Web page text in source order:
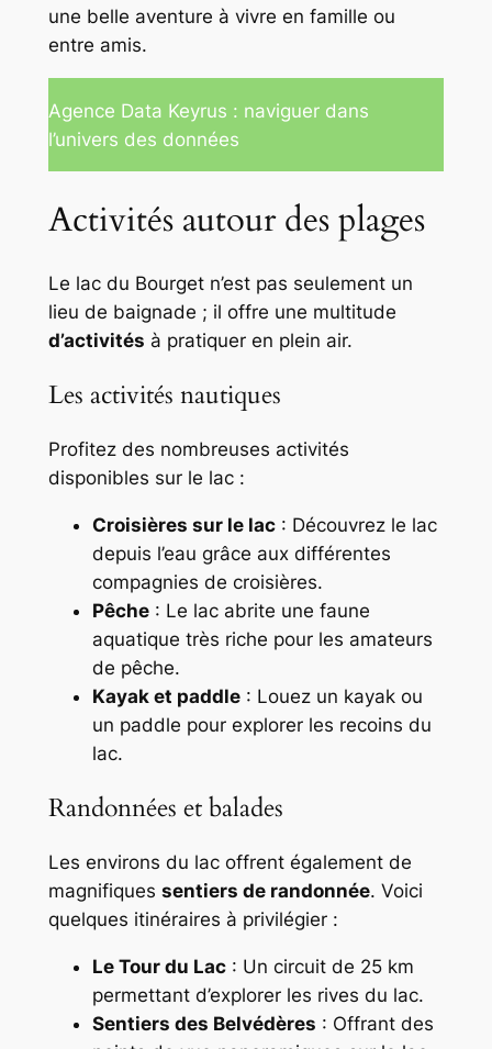
une belle aventure à vivre en famille ou
entre amis.
Agence Data Keyrus : naviguer dans
l’univers des données
Activités autour des plages
Le lac du Bourget n’est pas seulement un
lieu de baignade ; il offre une multitude
d’activités à pratiquer en plein air.
Les activités nautiques
Profitez des nombreuses activités
disponibles sur le lac :
Croisières sur le lac: Découvrez le lac
depuis l’eau grâce aux différentes
compagnies de croisières.
Pêche: Le lac abrite une faune
aquatique très riche pour les amateurs
de pêche.
Kayak et paddle: Louez un kayak ou
un paddle pour explorer les recoins du
lac.
Randonnées et balades
Les environs du lac offrent également de
magnifiques sentiers de randonnée. Voici
quelques itinéraires à privilégier :
Le Tour du Lac: Un circuit de 25 km
permettant d’explorer les rives du lac.
Sentiers des Belvédères : Offrant des